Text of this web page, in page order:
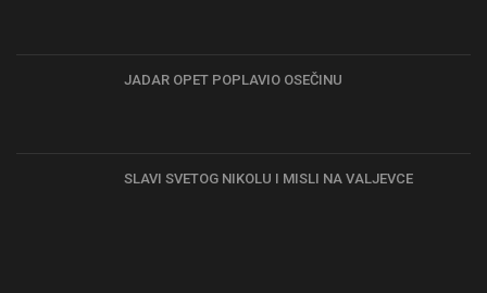
JADAR OPET POPLAVIO OSEČINU
SLAVI SVETOG NIKOLU I MISLI NA VALJEVCE